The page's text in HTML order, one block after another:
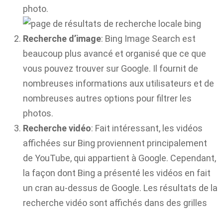
photo.
Recherche d’image: Bing Image Search est
beaucoup plus avancé et organisé que ce que
vous pouvez trouver sur Google. Il fournit de
nombreuses informations aux utilisateurs et de
nombreuses autres options pour filtrer les
photos.
Recherche vidéo: Fait intéressant, les vidéos
affichées sur Bing proviennent principalement
de YouTube, qui appartient à Google. Cependant,
la façon dont Bing a présenté les vidéos en fait
un cran au-dessus de Google. Les résultats de la
recherche vidéo sont affichés dans des grilles